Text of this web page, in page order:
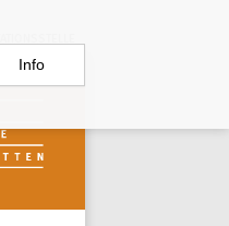
Info